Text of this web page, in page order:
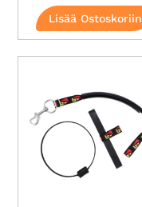
Lisää Ostoskoriin